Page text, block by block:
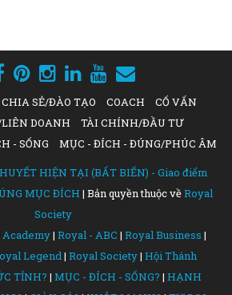
CHIA SẺ/ĐÀO TẠO COACH
CỐ VẤN
DOANH
TÀI CHÍNH/ĐẦU TƯ
- SỐNG
MỤC - ĐÍCH - ĐÚNG/PHÚC ÂM
HIỆN TẠI (BẤT BIẾN) - Giao điểm
MỤC ĐÍCH | Bản quyền thuộc vềRoyal
Society
Academy| Royal - ABC | Royal Business |
Legend| Royal Society| Hội Thánh
TỈNH? | MỤC - ĐÍCH - SỐNG? | HẠNH